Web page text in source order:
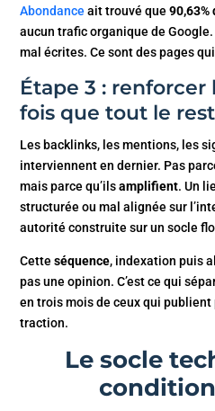
Abondance ait trouvé que90,63%
aucun trafic organique de
mal écrites. Ce sont des pages
Étape 3 : renforcer
fois que tout le
Les backlinks, les mentions, les
interviennent en dernier. Pas
mais parce qu’ilsamplifient. Un
structurée ou mal alignée sur
autorité construite sur un socle
Cetteséquence, indexation puis
pas une opinion. C’est ce qui
en trois mois de ceux qui
traction.
Le socle